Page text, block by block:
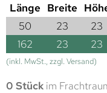
Länge Breite
50
23 23
162
23 23
(inkl. MwSt., zzgl. Versand)
0 Stück im